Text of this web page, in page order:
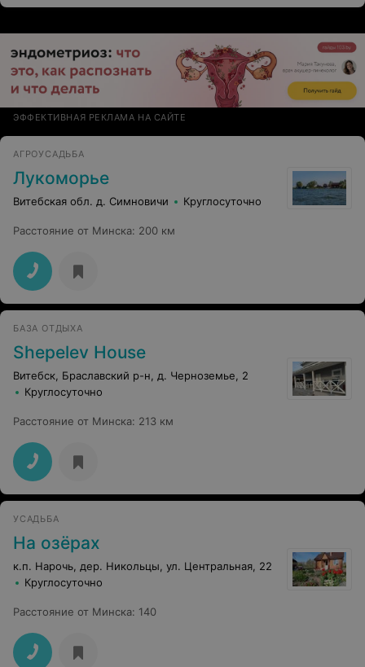
ЭФФЕКТИВНАЯ РЕКЛАМА НА САЙТЕ
АГРОУСАДЬБА
Лукоморье
Витебская обл. д. Симновичи Круглосуточно
Расстояние от Минска: 200 км
БАЗА ОТДЫХА
Shepelev House
Витебск, Браславский р-н, д. Черноземье, 2
Круглосуточно
Расстояние от Минска: 213 км
УСАДЬБА
На озёрах
к.п. Нарочь, дер. Никольцы, ул. Центральная, 22
Круглосуточно
Расстояние от Минска: 140